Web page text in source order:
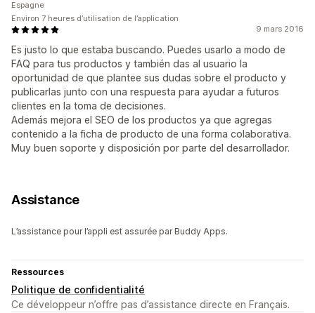
9 mars 2016
Es justo lo que estaba buscando. Puedes usarlo a modo de
FAQ para tus productos y también das al usuario la
oportunidad de que plantee sus dudas sobre el producto y
publicarlas junto con una respuesta para ayudar a futuros
clientes en la toma de decisiones.
Además mejora el SEO de los productos ya que agregas
contenido a la ficha de producto de una forma colaborativa.
Muy buen soporte y disposición por parte del desarrollador.
Espagne
Environ 7 heures d’utilisation de l’application
Assistance
L’assistance pour l’appli est assurée par Buddy Apps.
Ressources
Politique de confidentialité
Ce développeur n’offre pas d’assistance directe en Français.